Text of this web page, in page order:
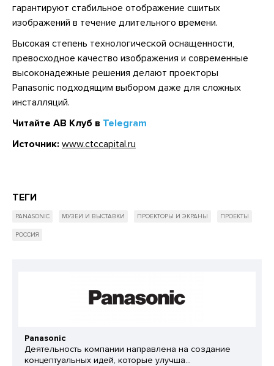
гарантируют стабильное отображение сшитых
изображений в течение длительного времени.
Высокая степень технологической оснащенности,
превосходное качество изображения и современные
высоконадежные решения делают проекторы
Panasonic подходящим выбором даже для сложных
инсталляций.
Читайте АВ Клуб в Telegram
Источник: www.ctccapital.ru
ТЕГИ
PANASONIC МУЗЕИ И ВЫСТАВКИ ПРОЕКТОРЫ И ЭКРАНЫ ПРОЕКТЫ
РОССИЯ
Panasonic
Деятельность компании направлена на создание
концептуальных идей, которые улучша...